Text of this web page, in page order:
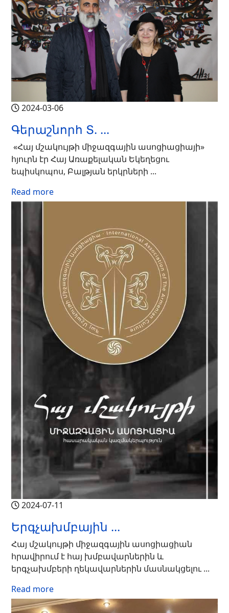
2024-03-06
Գերաշնորհ Տ. ...
«Հայ մշակույթի միջազգային ասոցիացիայի»
հյուրն էր Հայ Առաքելական Եկեղեցու
եպիսկոպոս, Բալթյան երկրների ...
Read more
2024-07-11
Երգչախմբային ...
Հայ մշակույթի միջազգային ասոցիացիան
հրավիրում է հայ խմբավարներին և
երգչախմբերի ղեկավարներին մասնակցելու ...
Read more